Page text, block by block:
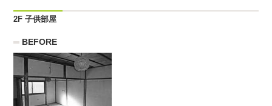
2F 子供部屋
BEFORE